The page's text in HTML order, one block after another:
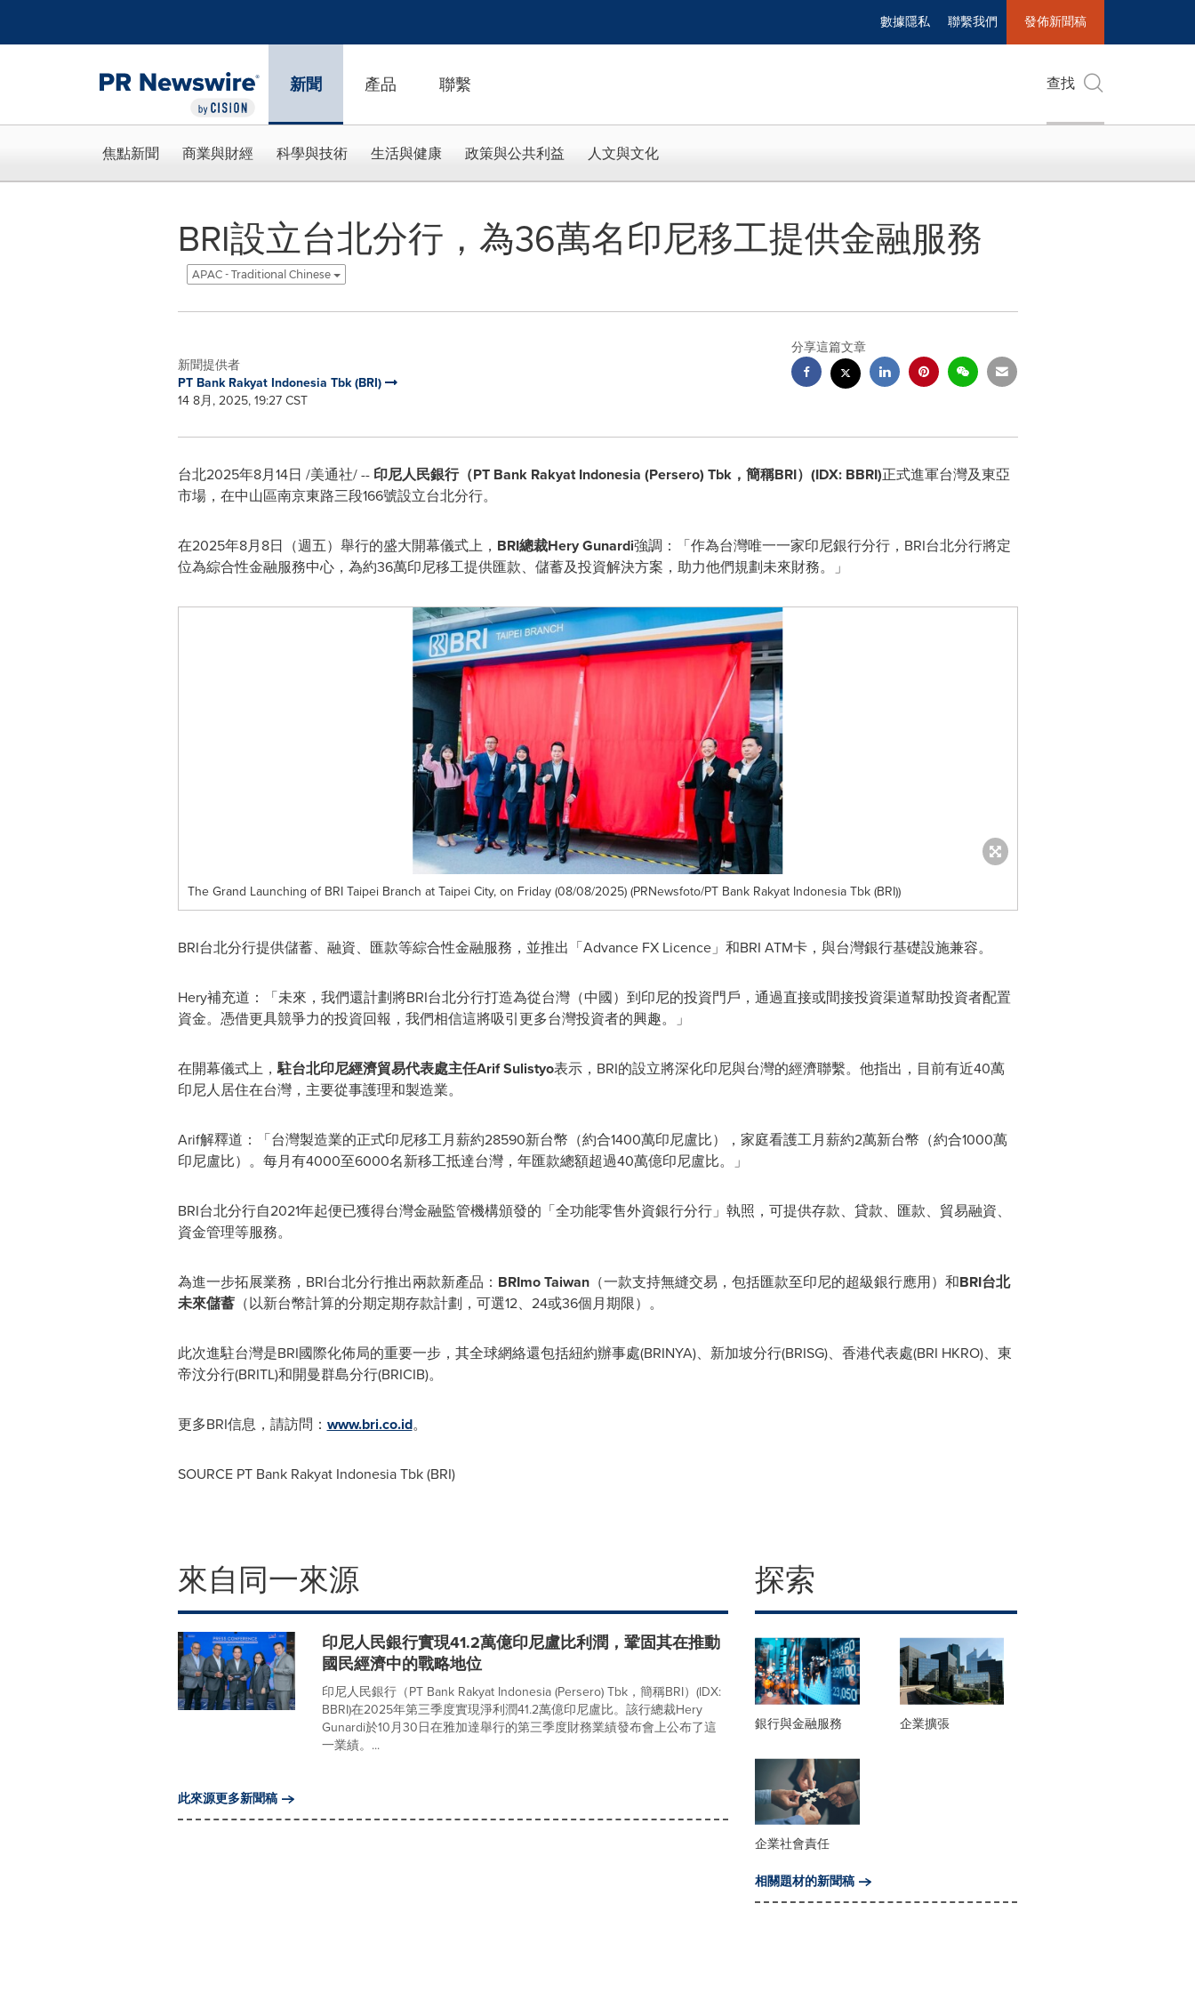
數據隱私 聯繫我們 發佈新聞稿
新聞 產品 聯繫 查找
焦點新聞 商業與財經 科學與技術 生活與健康 政策與公共利益 人文與文化
BRI設立台北分行，為36萬名印尼移工提供金融服務
APAC - Traditional Chinese
新聞提供者
PT Bank Rakyat Indonesia Tbk (BRI)
14 8月, 2025, 19:27 CST
分享這篇文章
台北2025年8月14日 /美通社/ -- 印尼人民銀行（PT Bank Rakyat Indonesia (Persero) Tbk，簡稱BRI）(IDX: BBRI)正式進軍台灣及東亞
市場，在中山區南京東路三段166號設立台北分行。
在2025年8月8日（週五）舉行的盛大開幕儀式上， BRI總裁Hery Gunardi強調：「作為台灣唯一一家印尼銀行分行，BRI台北分行將定
位為綜合性金融服務中心，為約36萬印尼移工提供匯款、儲蓄及投資解決方案，助力他們規劃未來財務。」
The Grand Launching of BRI Taipei Branch at Taipei City, on Friday (08/08/2025) (PRNewsfoto/PT Bank Rakyat Indonesia Tbk (BRI))
BRI台北分行提供儲蓄、融資、匯款等綜合性金融服務，並推出「Advance FX Licence」和BRI ATM卡，與台灣銀行基礎設施兼容。
Hery補充道：「未來，我們還計劃將BRI台北分行打造為從台灣（中國）到印尼的投資門戶，通過直接或間接投資渠道幫助投資者配置
資金。憑借更具競爭力的投資回報，我們相信這將吸引更多台灣投資者的興趣。」
在開幕儀式上，駐台北印尼經濟貿易代表處主任Arif Sulistyo表示，BRI的設立將深化印尼與台灣的經濟聯繫。他指出，目前有近40萬
印尼人居住在台灣，主要從事護理和製造業。
Arif解釋道：「台灣製造業的正式印尼移工月薪約28590新台幣（約合1400萬印尼盧比），家庭看護工月薪約2萬新台幣（約合1000萬
印尼盧比）。每月有4000至6000名新移工抵達台灣，年匯款總額超過40萬億印尼盧比。」
BRI台北分行自2021年起便已獲得台灣金融監管機構頒發的「全功能零售外資銀行分行」執照，可提供存款、貸款、匯款、貿易融資、
資金管理等服務。
為進一步拓展業務，BRI台北分行推出兩款新產品： BRImo Taiwan（一款支持無縫交易，包括匯款至印尼的超級銀行應用）和BRI台北
未來儲蓄（以新台幣計算的分期定期存款計劃，可選12、24或36個月期限）。
此次進駐台灣是BRI國際化佈局的重要一步，其全球網絡還包括紐約辦事處(BRINYA)、新加坡分行(BRISG)、香港代表處(BRI HKRO)、東
帝汶分行(BRITL)和開曼群島分行(BRICIB)。
更多BRI信息，請訪問： www.bri.co.id。
SOURCE PT Bank Rakyat Indonesia Tbk (BRI)
來自同一來源
印尼人民銀行實現41.2萬億印尼盧比利潤，鞏固其在推動
國民經濟中的戰略地位
印尼人民銀行（PT Bank Rakyat Indonesia (Persero) Tbk，簡稱BRI）(IDX:
BBRI)在2025年第三季度實現淨利潤41.2萬億印尼盧比。該行總裁Hery
Gunardi於10月30日在雅加達舉行的第三季度財務業績發布會上公布了這
一業績。...
此來源更多新聞稿
探索
銀行與金融服務 企業擴張
企業社會責任
相關題材的新聞稿